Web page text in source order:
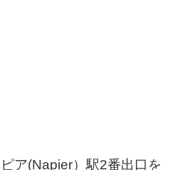
ア(Napier）駅2番出口を